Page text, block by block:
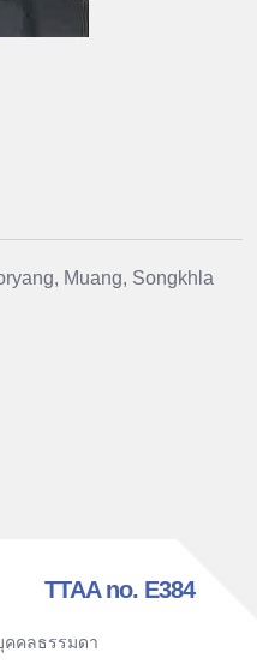
Muang, Songkhla
TTAA no. E384
คคลธรรมดา